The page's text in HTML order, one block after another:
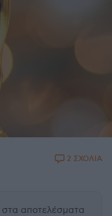
2 ΣΧΟΛΙΑ
στα αποτελέσματα